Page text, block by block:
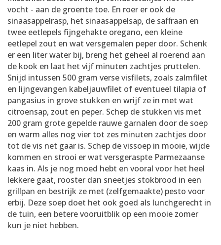
vocht - aan de groente toe. En roer er ook de
sinaasappelrasp, het sinaasappelsap, de saffraan en
twee eetlepels fijngehakte oregano, een kleine
eetlepel zout en wat versgemalen peper door. Schenk
er een liter water bij, breng het geheel al roerend aan
de kook en laat het vijf minuten zachtjes pruttelen.
Snijd intussen 500 gram verse visfilets, zoals zalmfilet
en lijngevangen kabeljauwfilet of eventueel tilapia of
pangasius in grove stukken en wrijf ze in met wat
citroensap, zout en peper. Schep de stukken vis met
200 gram grote gepelde rauwe garnalen door de soep
en warm alles nog vier tot zes minuten zachtjes door
tot de vis net gaar is. Schep de vissoep in mooie, wijde
kommen en strooi er wat versgeraspte Parmezaanse
kaas in. Als je nog moed hebt en vooral voor het heel
lekkere gaat, rooster dan sneetjes stokbrood in een
grillpan en bestrijk ze met (zelfgemaakte) pesto voor
erbij. Deze soep doet het ook goed als lunchgerecht in
de tuin, een betere vooruitblik op een mooie zomer
kun je niet hebben.